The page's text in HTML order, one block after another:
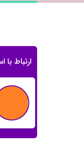
ارتباط با